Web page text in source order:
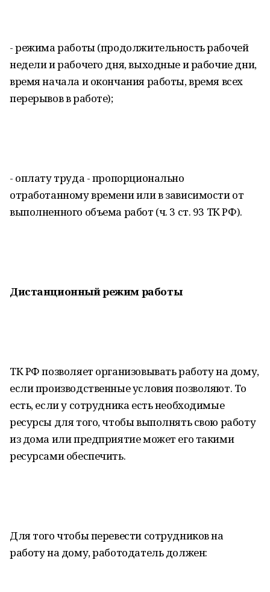
- режима работы (продолжительность рабочей
недели и рабочего дня, выходные и рабочие дни,
время начала и окончания работы, время всех
перерывов в работе);
- оплату труда - пропорционально
отработанному времени или в зависимости от
выполненного объема работ (ч. 3 ст. 93 ТК РФ).
Дистанционный режим работы
ТК РФ позволяет организовывать работу на дому,
если производственные условия позволяют. То
есть, если у сотрудника есть необходимые
ресурсы для того, чтобы выполнять свою работу
из дома или предприятие может его такими
ресурсами обеспечить.
Для того чтобы перевести сотрудников на
работу на дому, работодатель должен: